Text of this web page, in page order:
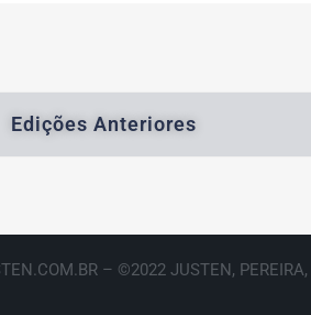
Edições Anteriores
– ©2022 JUSTEN,